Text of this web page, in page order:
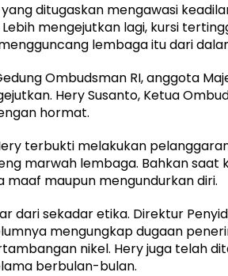
ditugaskan mengawasi
mengejutkan lagi, kursi
lembaga itu dari
Ombudsman RI, anggota
Hery Susanto, Ketua
hormat.
terbukti melakukan
marwah lembaga. Bahkan saat
maupun mengundurkan diri.
dari sekadar etika. Direktur
mengungkap dugaan
nikel. Hery juga telah
berbulan-bulan.